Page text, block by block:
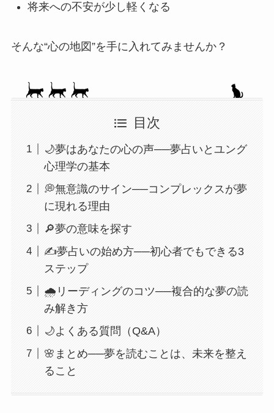
将来への不安が少し軽くなる
そんな“心の地図”を手に入れてみませんか？
目次
🌙夢はあなたの心の声──夢占いとユング
心理学の基本
💭無意識のサイン──コンプレックスが夢
に現れる理由
🔎夢の意味を探す
✍️夢占いの始め方──初心者でもできる3
ステップ
🌧️リーディングのコツ──複合的な夢の読
み解き方
🌙よくある質問（Q&A）
🌸まとめ──夢を読むことは、未来を整え
ること